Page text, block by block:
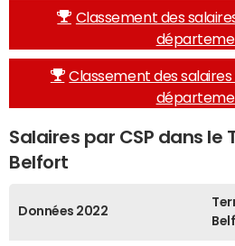
Classement des
Classement des
Salaires par CSP dans le
Belfort
Données 2022